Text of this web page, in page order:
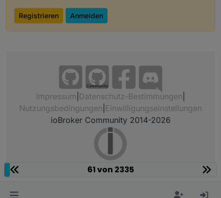
Registrieren Anmelden
Community
Impressum Datenschutz-Bestimmungen
Nutzungsbedingungen Einwilligungseinstellungen
ioBroker Community 2014-2026
61 von 2335